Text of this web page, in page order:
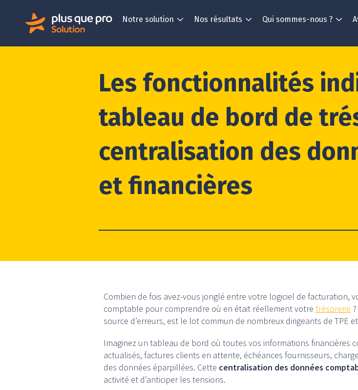
Notre solution Nos résultats Qui sommes-nous ?
Les fonctionnalités
tableau de bord de
centralisation des
et financières
Combien de fois avez-vous jonglé entre votre logiciel de facturation,
comptable pour comprendre où en était réellement votre trésorerie
source d’erreurs, est le lot commun de nombreux dirigeants de TPE et
Imaginez un tableau de bord où toutes vos informations financières
actualisés, factures clients en attente, échéances fournisseurs,
des données éparpillées. Cette centralisation des données
activité et d’anticiper les tensions.